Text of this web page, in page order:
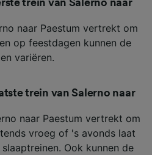
naar Paestum vertrekt om
op feestdagen kunnen de
variëren.
trein van Salerno naar
naar Paestum vertrekt om
vroeg of 's avonds laat
Ook kunnen de